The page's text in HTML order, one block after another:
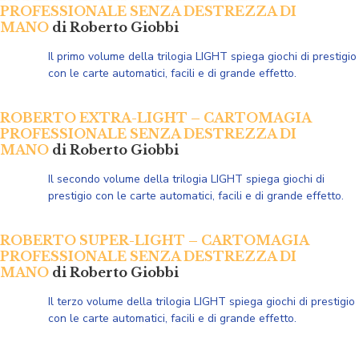
PROFESSIONALE SENZA DESTREZZA DI
MANO di Roberto Giobbi
Il primo volume della trilogia LIGHT spiega giochi di prestigio
con le carte automatici, facili e di grande effetto.
ROBERTO EXTRA-LIGHT – CARTOMAGIA
PROFESSIONALE SENZA DESTREZZA DI
MANO di Roberto Giobbi
Il secondo volume della trilogia LIGHT spiega giochi di
prestigio con le carte automatici, facili e di grande effetto.
ROBERTO SUPER-LIGHT – CARTOMAGIA
PROFESSIONALE SENZA DESTREZZA DI
MANO di Roberto Giobbi
Il terzo volume della trilogia LIGHT spiega giochi di prestigio
con le carte automatici, facili e di grande effetto.